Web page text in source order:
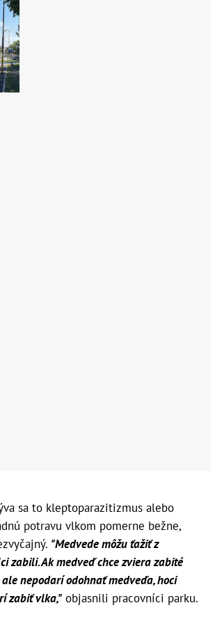
sa to kleptoparazitizmus alebo
potravu vlkom pomerne bežne,
"Medvede môžu ťažiť z
zabili. Ak medveď chce zviera zabité
nepodarí odohnať medveďa, hoci
zabiť vlka," objasnili pracovníci parku.